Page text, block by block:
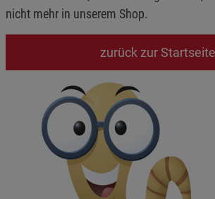
nicht mehr in unserem Shop.
zurück zur Startseite